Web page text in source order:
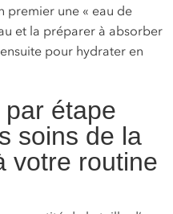
premier une « eau de
et la préparer à absorber
pour hydrater en
étape
soins de la
votre routine